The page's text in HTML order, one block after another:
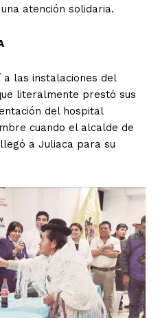
atención solidaria.
a las instalaciones del
literalmente prestó sus
del hospital
cuando el alcalde de
a Juliaca para su